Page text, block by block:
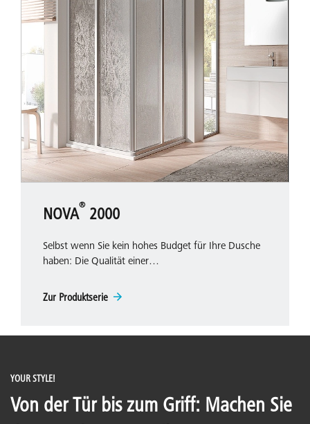
NOVA
®
2000
Selbst wenn Sie kein hohes Budget für Ihre Dusche
haben: Die Qualität einer…
Zur Produktserie
YOUR STYLE!
Von der Tür bis zum Griff: Machen Sie